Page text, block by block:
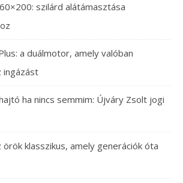
szilárd alátámasztása
a duálmotor, amely valóban
ingázást
ha nincs semmim: Újváry Zsolt jogi
klasszikus, amely generációk óta